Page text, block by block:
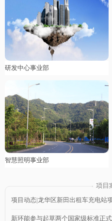
研发中心事业部
智慧照明事业部
新环能参与起草两个国家级标准正